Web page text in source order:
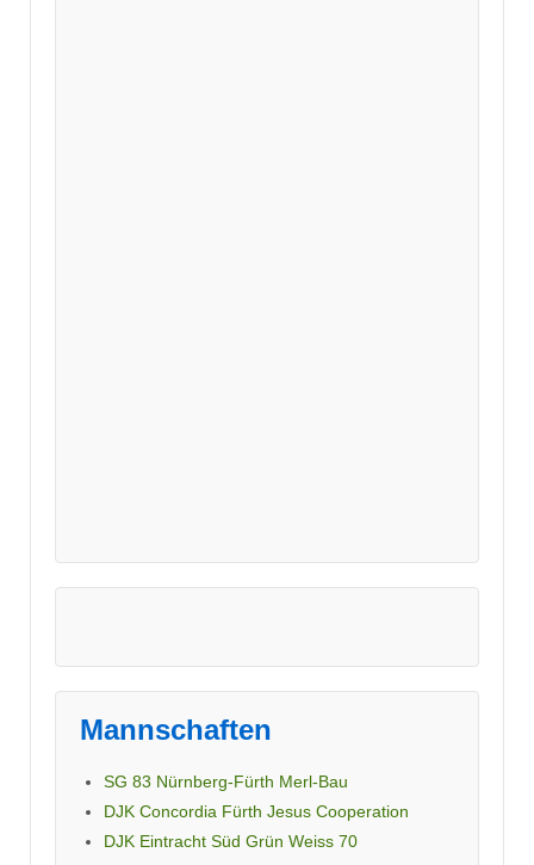
Mannschaften
SG 83 Nürnberg-Fürth Merl-Bau
DJK Concordia Fürth Jesus Cooperation
DJK Eintracht Süd Grün Weiss 70